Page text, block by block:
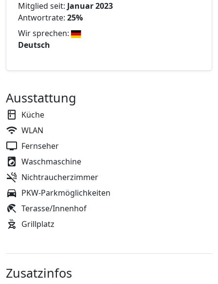
Mitglied seit: Januar 2023
Antwortrate: 25%
Wir sprechen:
Deutsch
Ausstattung
Küche
WLAN
Fernseher
Waschmaschine
Nichtraucherzimmer
PKW-Parkmöglichkeiten
Terasse/Innenhof
Grillplatz
Zusatzinfos